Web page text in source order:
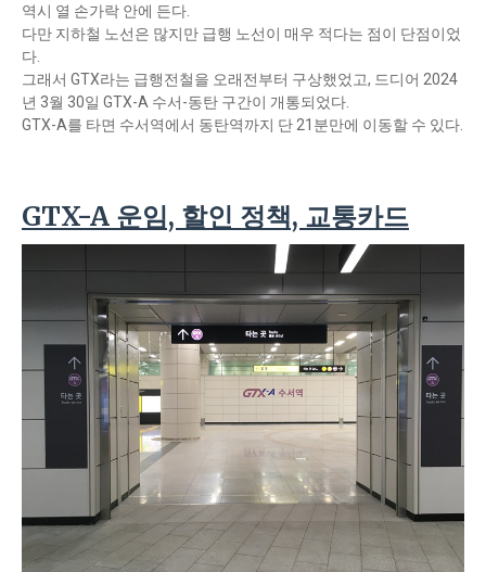
역시 열 손가락 안에 든다.
다만 지하철 노선은 많지만 급행 노선이 매우 적다는 점이 단점이었
다.
그래서 GTX라는 급행전철을 오래전부터 구상했었고, 드디어 2024
년 3월 30일 GTX-A 수서-동탄 구간이 개통되었다.
GTX-A를 타면 수서역에서 동탄역까지 단 21분만에 이동할 수 있다.
GTX-A 운임, 할인 정책, 교통카드